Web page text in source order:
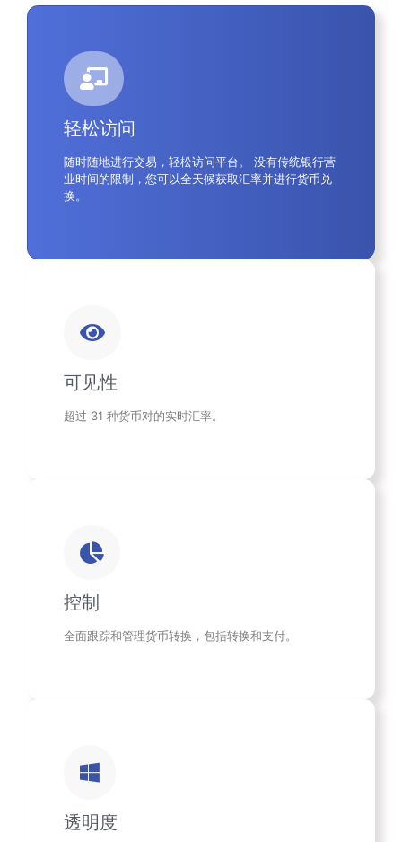
轻松访问
随时随地进行交易，轻松访问平台。 没有传统银行营
业时间的限制，您可以全天候获取汇率并进行货币兑
换。
可见性
超过 31 种货币对的实时汇率。
控制
全面跟踪和管理货币转换，包括转换和支付。
透明度